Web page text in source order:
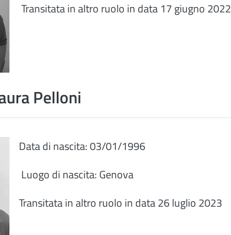
Transitata in altro ruolo in data 17 giugno 2022
Pelloni
Data di nascita: 03/01/1996
Luogo di nascita: Genova
Transitata in altro ruolo in data 26 luglio 2023